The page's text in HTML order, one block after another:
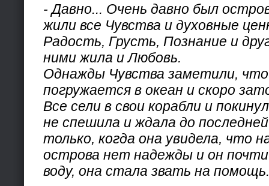
- Давно... Очень давно был
жили все Чувства и духовные
Радость, Грусть, Познание и
ними жила и Любовь.
Однажды Чувства заметили,
погружается в океан и скоро
Все сели в свои корабли и
не спешила и ждала до
только, когда она увидела, что
острова нет надежды и он
воду, она стала звать на помощь.